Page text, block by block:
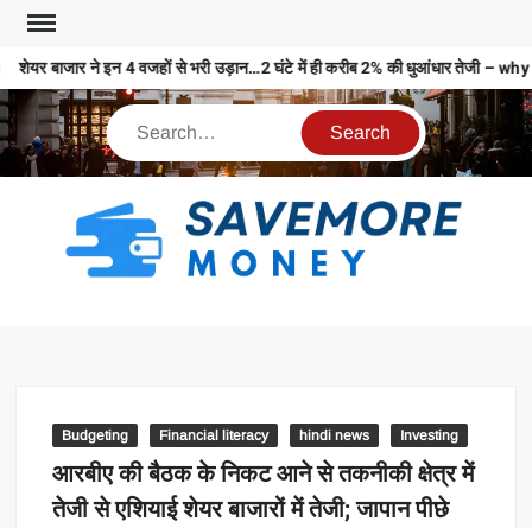
शेयर बाजार ने इन 4 वजहों से भरी उड़ान…2 घंटे में ही करीब 2% की धुआंधार
Budgeting Financial literacy hindi news Investing
आरबीए की बैठक के निकट आने से तकनीकी क्षेत्र में
तेजी से एशियाई शेयर बाजारों में तेजी; जापान पीछे